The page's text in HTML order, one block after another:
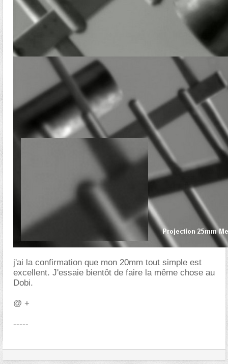
j'ai la confirmation que mon 20mm tout simple est
excellent. J'essaie bientôt de faire la même chose au
Dobi.
@ +
-----